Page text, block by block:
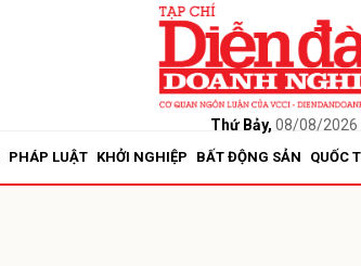
Thứ Bảy, 08/08/2026
PHÁP LUẬT KHỞI NGHIỆP BẤT ĐỘNG SẢN QUỐC